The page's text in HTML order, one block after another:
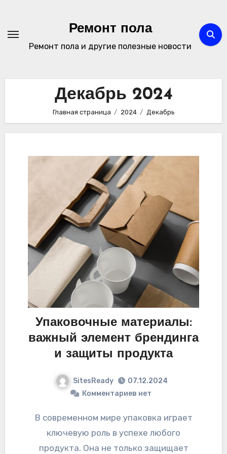
содержимому
Ремонт пола
Ремонт пола и другие полезные новости
Декабрь 2024
Главная страница 2024 Декабрь
Упаковочные материалы:
важный элемент брендинга
и защиты продукта
SitesReady
07.12.2024
Комментариев нет
В современном мире упаковка играет
ключевую роль в успехе любого
продукта. Она не только защищает